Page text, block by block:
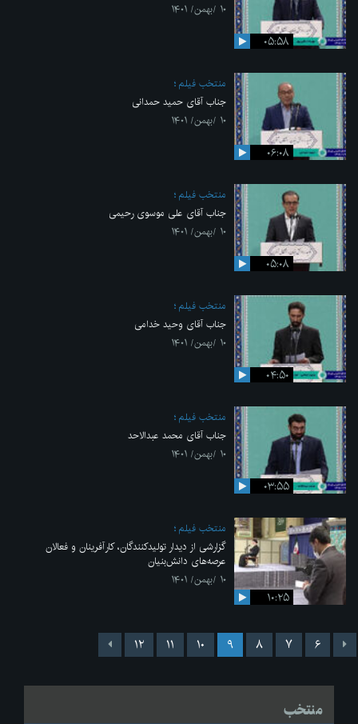
۰۵:۵۸
۱۰ /بهمن/ ۱۴۰۱
۰۶:۰۸
منتخب فیلم
جناب آقای حمید حمدانی
۱۰ /بهمن/ ۱۴۰۱
۰۵:۰۸
منتخب فیلم
جناب آقای علی موسوی رحیمی
۱۰ /بهمن/ ۱۴۰۱
۰۴:۵۰
منتخب فیلم
جناب آقای وحید خدامی
۱۰ /بهمن/ ۱۴۰۱
۰۳:۵۵
منتخب فیلم
جناب آقای محمد عبدالاحد
۱۰ /بهمن/ ۱۴۰۱
۱۰:۲۵
منتخب فیلم
گزارشی از دیدار تولیدکنندگان، کارآفرینان و فعالان
عرصه‌های دانش‌بنیان
۱۰ /بهمن/ ۱۴۰۱
۶ ۷ ۸ ۹ ۱۰ ۱۱ ۱۲
منتخب